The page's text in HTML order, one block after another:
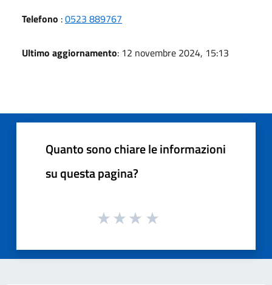
Telefono :0523 889767
Ultimo aggiornamento: 12 novembre 2024, 15:13
Quanto sono chiare le informazioni
su questa pagina?